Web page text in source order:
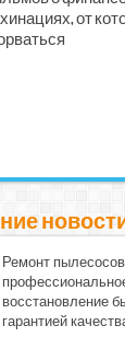
от
Ремонт
восстановление
гарантией